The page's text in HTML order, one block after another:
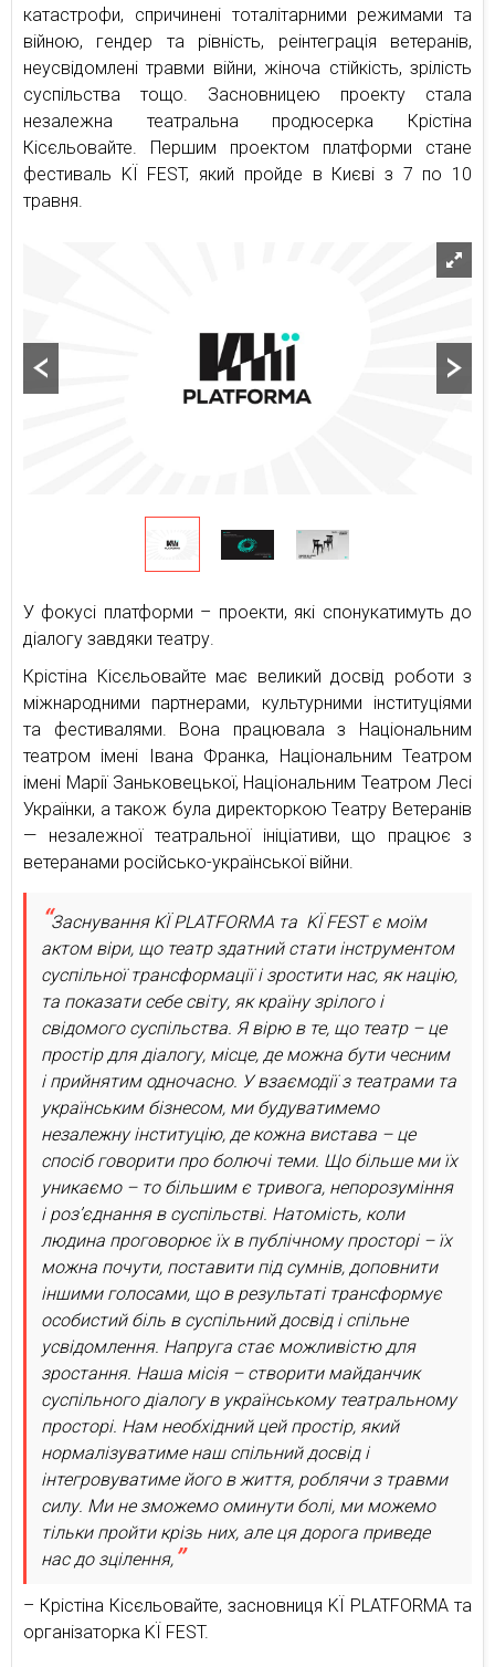
катастрофи, спричинені тоталітарними режимами та
війною, гендер та рівність, реінтеграція ветеранів,
неусвідомлені травми війни, жіноча стійкість, зрілість
суспільства тощо. Засновницею проекту стала
незалежна театральна продюсерка Крістіна
Кісєльовайте. Першим проектом платформи стане
фестиваль KЇ FEST, який пройде в Києві з 7 по 10
травня.
У фокусі платформи – проекти, які спонукатимуть до
діалогу завдяки театру.
Крістіна Кісєльовайте має великий досвід роботи з
міжнародними партнерами, культурними інституціями
та фестивалями. Вона працювала з Національним
театром імені Івана Франка, Національним Театром
імені Марії Заньковецької, Національним Театром Лесі
Українки, а також була директоркою Театру Ветеранів
— незалежної театральної ініціативи, що працює з
ветеранами російсько-української війни.
Заснування KЇ PLATFORMA та KЇ FEST є моїм
актом віри, що театр здатний стати інструментом
суспільної трансформації і зростити нас, як націю,
та показати себе світу, як країну зрілого і
свідомого суспільства. Я вірю в те, що театр – це
простір для діалогу, місце, де можна бути чесним
і прийнятим одночасно. У взаємодії з театрами та
українським бізнесом, ми будуватимемо
незалежну інституцію, де кожна вистава – це
спосіб говорити про болючі теми. Що більше ми їх
уникаємо – то більшим є тривога, непорозуміння
і розʼєднання в суспільстві. Натомість, коли
людина проговорює їх в публічному просторі – їх
можна почути, поставити під сумнів, доповнити
іншими голосами, що в результаті трансформує
особистий біль в суспільний досвід і спільне
усвідомлення. Напруга стає можливістю для
зростання. Наша місія – створити майданчик
суспільного діалогу в українському театральному
просторі. Нам необхідний цей простір, який
нормалізуватиме наш спільний досвід і
інтегровуватиме його в життя, роблячи з травми
силу. Ми не зможемо оминути болі, ми можемо
тільки пройти крізь них, але ця дорога приведе
нас до зцілення,
– Крістіна Кісєльовайте, засновниця KЇ PLATFORMA та
організаторка KЇ FEST.